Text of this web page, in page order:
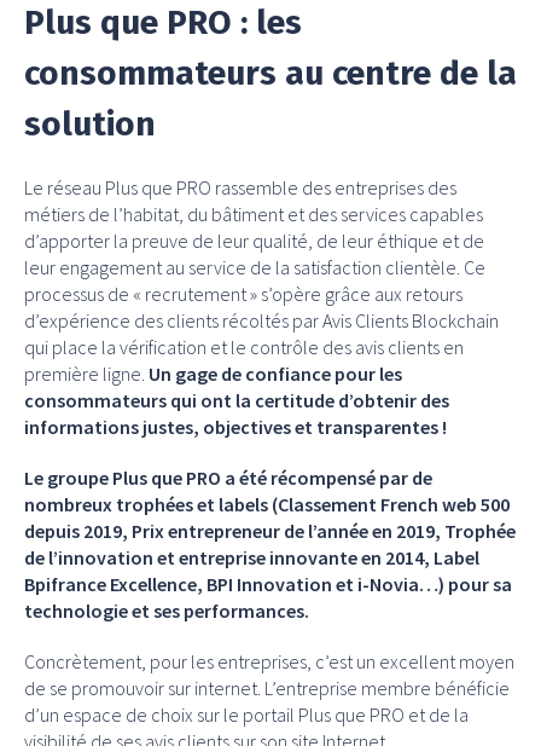
Plus que PRO : les
consommateurs au centre de la
solution
Le réseau Plus que PRO rassemble des entreprises des
métiers de l’habitat, du bâtiment et des services capables
d’apporter la preuve de leur qualité, de leur éthique et de
leur engagement au service de la satisfaction clientèle. Ce
processus de « recrutement » s’opère grâce aux retours
d’expérience des clients récoltés par Avis Clients Blockchain
qui place la vérification et le contrôle des avis clients en
première ligne. Un gage de confiance pour les
consommateurs qui ont la certitude d’obtenir des
informations justes, objectives et transparentes !
Le groupe Plus que PRO a été récompensé par de
nombreux trophées et labels (Classement French web 500
depuis 2019, Prix entrepreneur de l’année en 2019, Trophée
de l’innovation et entreprise innovante en 2014, Label
Bpifrance Excellence, BPI Innovation et i-Novia…) pour sa
technologie et ses performances.
Concrètement, pour les entreprises, c’est un excellent moyen
de se promouvoir sur internet. L’entreprise membre bénéficie
d’un espace de choix sur le portail Plus que PRO et de la
visibilité de ses avis clients sur son site Internet.